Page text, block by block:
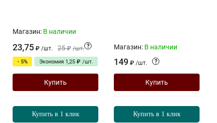
Магазин: В наличии
23,75 ₽ /шт. 25 ₽ /шт. ?
- 5% Экономия 1,25 ₽ /шт.
Купить
Купить в 1 клик
Магазин: В наличии
149 ₽ /шт. ?
Купить
Купить в 1 клик